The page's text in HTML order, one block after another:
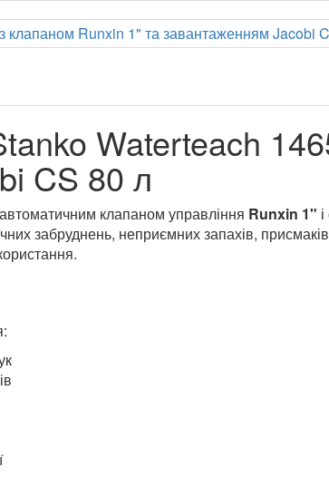
Waterteach
CS 80 л
забруднень, неприємних запахів,